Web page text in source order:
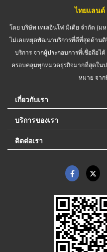
ไทยแลนด์
โดย บริษัท เทเลอินโฟ มีเดีย จำกัด (ม
ไม่เคยหยุดพัฒนาบริการที่ดีที่สุดด้านดิ
บริการ จากผู้ประกอบการที่เชื่อถือ
ครอบคลุมทุกหมวดธุรกิจมากที่สุดใน
หมาย จา
เกี่ยวกับเรา
บริการของเรา
ติดต่อเรา